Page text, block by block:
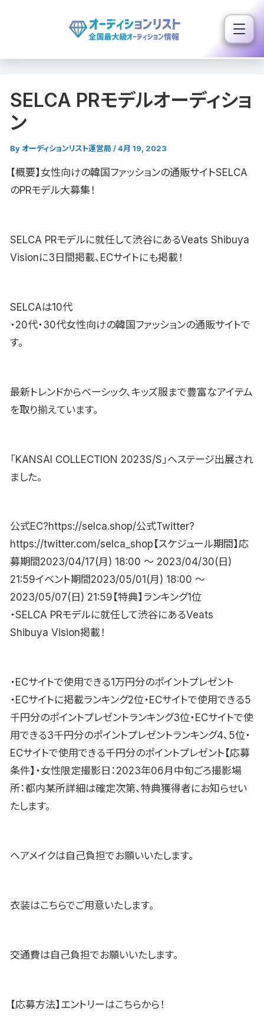
ス
SELCA PRモデルオーディショ
ン
By オーディションリスト運営局 /4月 19, 2023
【概要】女性向けの韓国ファッションの通販サイトSELCA
のPRモデル大募集！
SELCA PRモデルに就任して渋谷にあるVeats Shibuya
Visionに3日間掲載、ECサイトにも掲載！
SELCAは10代
・20代・30代女性向けの韓国ファッションの通販サイトで
す。
最新トレンドからベーシック、キッズ服まで豊富なアイテム
を取り揃えています。
「KANSAI COLLECTION 2023S/S」へステージ出展され
ました。
公式EC?https://selca.shop/公式Twitter?
https://twitter.com/selca_shop【スケジュール期間】応
募期間2023/04/17(月) 18:00 〜 2023/04/30(日)
21:59イベント期間2023/05/01(月) 18:00 〜
2023/05/07(日) 21:59【特典】ランキング1位
・SELCA PRモデルに就任して渋谷にあるVeats
Shibuya Vision掲載！
・ECサイトで使用できる1万円分のポイントプレゼント
・ECサイトに掲載ランキング2位・ECサイトで使用できる5
千円分のポイントプレゼントランキング3位・ECサイトで使
用できる3千円分のポイントプレゼントランキング4、5位・
ECサイトで使用できる千円分のポイントプレゼント【応募
条件】・女性限定撮影日：2023年06月中旬ごろ撮影場
所：都内某所詳細は確定次第、特典獲得者にお知らせい
たします。
ヘアメイクは自己負担でお願いいたします。
衣装はこちらでご用意いたします。
交通費は自己負担でお願いいたします。
【応募方法】エントリーはこちらから！